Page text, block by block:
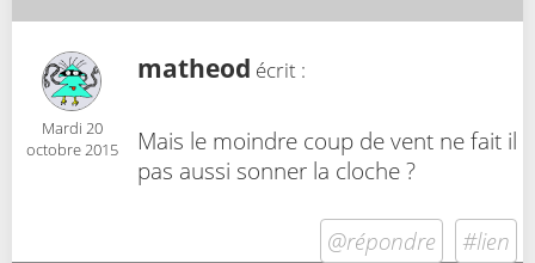
Mardi 20
octobre 2015
matheod écrit :
Mais le moindre coup de vent ne fait il
pas aussi sonner la cloche ?
@répondre #lien